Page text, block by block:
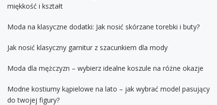
miękkość i kształt
Moda na klasyczne dodatki: Jak nosić skórzane torebki i buty?
Jak nosić klasyczny garnitur z szacunkiem dla mody
Moda dla mężczyzn – wybierz idealne koszule na różne okazje
Modne kostiumy kąpielowe na lato – jak wybrać model pasujący
do twojej figury?